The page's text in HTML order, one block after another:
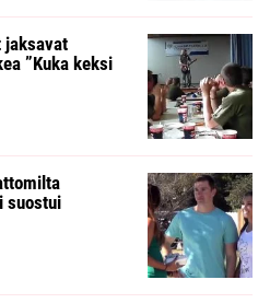
jaksavat
”Kuka keksi
suostui